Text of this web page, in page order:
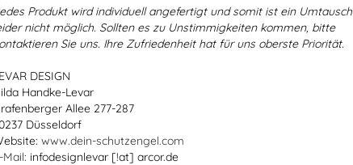
Produkt wird individuell angefertigt und somit ist ein Umtausch
nicht möglich. Sollten es zu Unstimmigkeiten kommen, bitte
Sie uns. Ihre Zufriedenheit hat für uns oberste Priorität.
DESIGN
Handke-Levar
Allee 277-287
Düsseldorf
www.dein-schutzengel.com
Mail: infodesignlevar [!at] arcor.de